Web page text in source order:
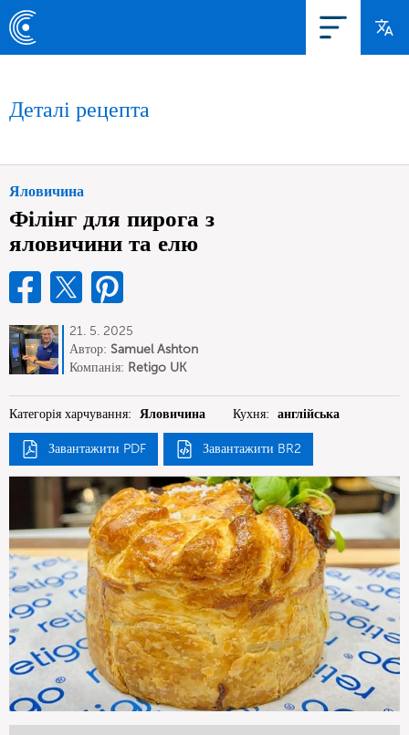
Деталі рецепта
Яловичина
Філінг для пирога з
яловичини та елю
21. 5. 2025
Автор: Samuel Ashton
Компанія: Retigo UK
Категорія харчування: Яловичина Кухня: англійська
Завантажити PDF Завантажити BR2